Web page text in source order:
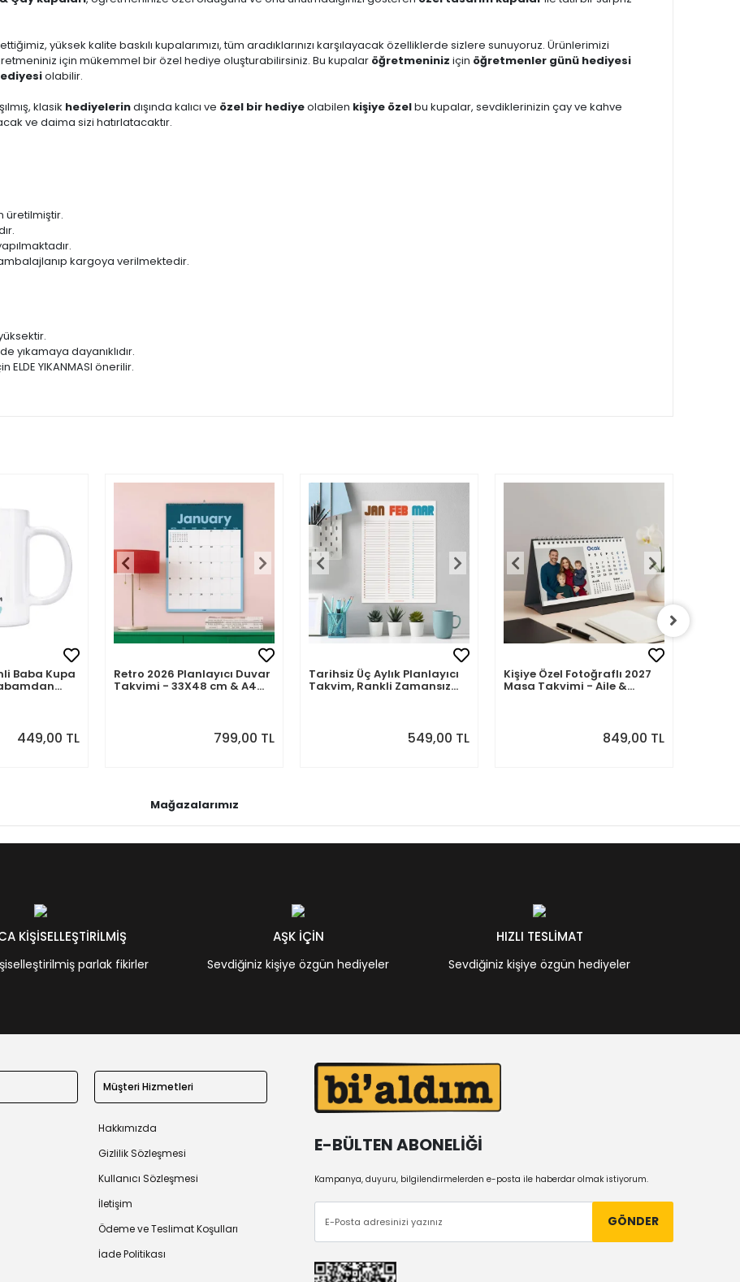
yüksek kalite baskılı kupalarımızı, tüm aradıklarınızı karşılayacak özelliklerde sizlere sunuyoruz. Ürünlerimizi
için mükemmel bir özel hediye oluşturabilirsiniz. Bu kupalar öğretmeniniz için öğretmenler günü hediyesi
olabilir.
klasik hediyelerindışında kalıcı ve özel bir hediyeolabilen kişiye özelbu kupalar, sevdiklerinizin çay ve kahve
ve daima sizi hatırlatacaktır.
üretilmiştir.
kargoya verilmektedir.
yıkamaya dayanıklıdır.
YIKANMASI önerilir.
Baba Kupa
449,00 TL
Retro 2026 Planlayıcı Duvar
Takvimi - 33X48 cm & A4
799,00 TL
Tarihsiz Üç Aylık Planlayıcı
Takvim, Rankli Zamansız
549,00 TL
Kişiye Özel Fotoğraflı 2027
Masa Takvimi - Aile &
849,00 TL
Mağazalarımız
KİŞİSELLEŞTİRİLMİŞ
parlak fikirler
AŞK İÇİN
Sevdiğiniz kişiye özgün hediyeler
HIZLI TESLİMAT
Sevdiğiniz kişiye özgün hediyeler
Müşteri Hizmetleri
Hakkımızda
Gizlilik Sözleşmesi
Kullanıcı Sözleşmesi
İletişim
Ödeme ve Teslimat Koşulları
İade Politikası
E-BÜLTEN ABONELİĞİ
Kampanya, duyuru, bilgilendirmelerden e-posta ile haberdar olmak istiyorum.
GÖNDER